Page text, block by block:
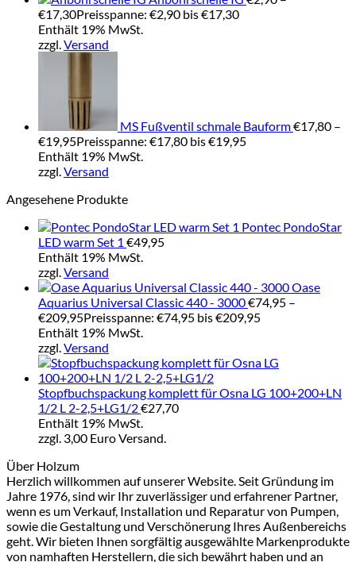
€17,30Preisspanne: €2,90 bis €17,30
Enthält 19% MwSt.
zzgl.Versand
MS Fußventil schmale Bauform€17,80 –
€19,95Preisspanne: €17,80 bis €19,95
Enthält 19% MwSt.
zzgl.Versand
Angesehene Produkte
Pontec PondoStar
LED warm Set 1 €49,95
Enthält 19% MwSt.
zzgl.Versand
Oase
Aquarius Universal Classic 440 - 3000€74,95 –
€209,95Preisspanne: €74,95 bis €209,95
Enthält 19% MwSt.
zzgl.Versand
Stopfbuchspackung komplett für Osna LG 100+200+LN
1/2 L 2-2,5+LG1/2€27,70
Enthält 19% MwSt.
zzgl. 3,00 Euro Versand.
Über Holzum
Herzlich willkommen auf unserer Website. Seit Gründung im
Jahre 1976, sind wir Ihr zuverlässiger und erfahrener Partner,
wenn es um Verkauf, Installation und Reparatur von Pumpen,
sowie die Gestaltung und Verschönerung Ihres Außenbereichs
geht. Wir bieten Ihnen sorgfältig ausgewählte Markenprodukte
von namhaften Herstellern, die sich bewährt haben und an